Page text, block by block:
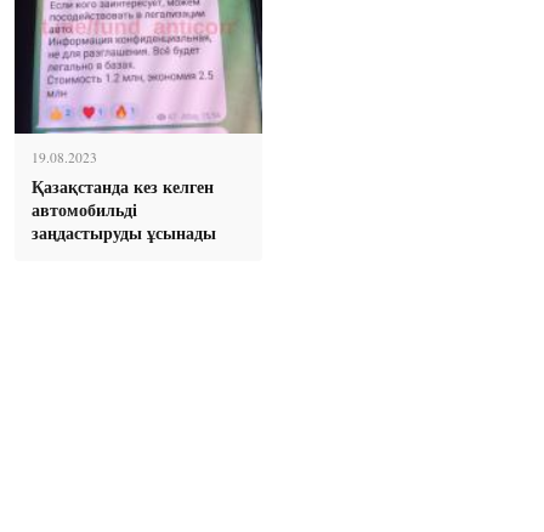
19.08.2023
Қазақстанда кез келген
автомобильді
заңдастыруды ұсынады